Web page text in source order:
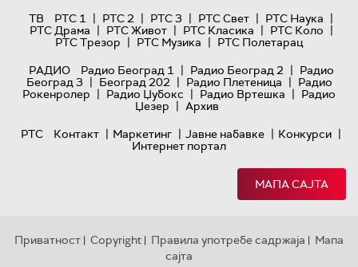
ТВ
РТС 1 | РТС 2 | РТС 3 | РТС Свет | РТС Наука |
РТС Драма | РТС Живот | РТС Класика | РТС Коло |
РТС Трезор | РТС Музика | РТС Полетарац
РАДИО
Радио Београд 1 | Радио Београд 2 | Радио
Београд 3 | Београд 202 | Радио Плетеница | Радио
Рокенролер | Радио Џубокс | Радио Вртешка | Радио
Џезер | Архив
РТС
Контакт | Маркетинг | Јавне набавке | Конкурси |
Интернет портал
МАПА САЈТА
Приватност | Copyright | Правила употребе садржаја | Мапа
сајта